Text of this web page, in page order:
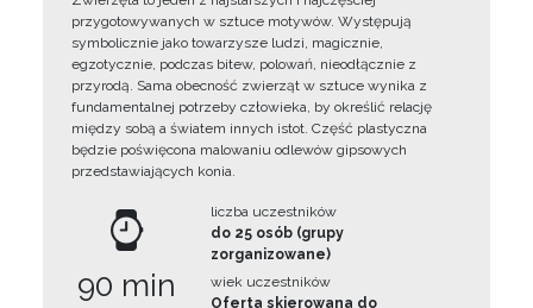
przygotowywanych w sztuce motywów. Występują
symbolicznie jako towarzysze ludzi, magicznie,
egzotycznie, podczas bitew, polowań, nieodłącznie z
przyrodą. Sama obecność zwierząt w sztuce wynika z
fundamentalnej potrzeby człowieka, by określić relację
między sobą a światem innych istot. Część plastyczna
będzie poświęcona malowaniu odlewów gipsowych
przedstawiających konia.
90 min
liczba uczestników
do 25 osób (grupy
zorganizowane)
wiek uczestników
Oferta skierowana do